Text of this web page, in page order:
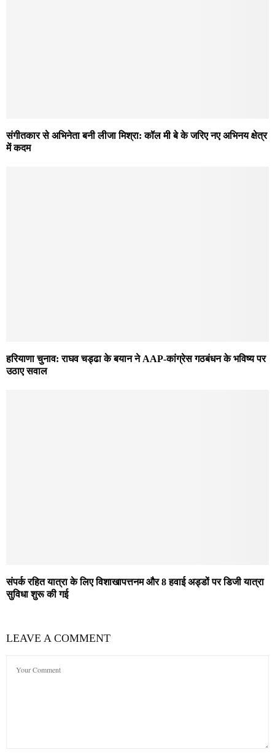
संगीतकार से अभिनेता बनी लीजा मिश्रा: कॉल मी बे के जरिए नए अभिनय क्षेत्र
में कदम
हरियाणा चुनाव: राघव चड्ढा के बयान ने AAP-कांग्रेस गठबंधन के भविष्य पर
उठाए सवाल
संपर्क रहित यात्रा के लिए विशाखापत्तनम और 8 हवाई अड्डों पर डिजी यात्रा
सुविधा शुरू की गई
LEAVE A COMMENT